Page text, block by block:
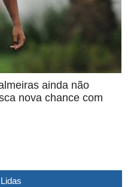
ainda não
nova chance com